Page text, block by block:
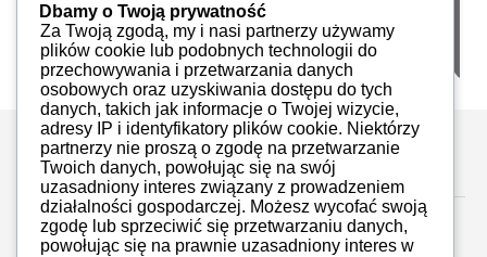
iAuto 131, 2019
iMoto PDF 36
Zostaw komentarz
Dbamy o Twoją prywatność
Za Twoją zgodą, my i nasi partnerzy używamy
plików cookie lub podobnych technologii do
przechowywania i przetwarzania danych
osobowych oraz uzyskiwania dostępu do tych
danych, takich jak informacje o Twojej wizycie,
adresy IP i identyfikatory plików cookie. Niektórzy
partnerzy nie proszą o zgodę na przetwarzanie
Twoich danych, powołując się na swój
uzasadniony interes związany z prowadzeniem
działalności gospodarczej. Możesz wycofać swoją
zgodę lub sprzeciwić się przetwarzaniu danych,
powołując się na prawnie uzasadniony interes w